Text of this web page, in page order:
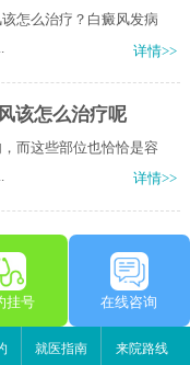
怎么治疗？白癜风发病
详情>>
该怎么治疗呢
而这些部位也恰恰是容
详情>>
挂号 在线咨询
就医指南 来院路线